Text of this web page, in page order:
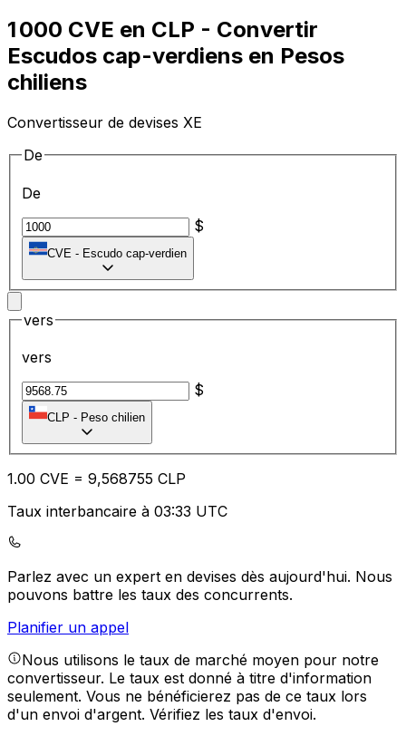
1 000 CVE en CLP - Convertir
Escudos cap-verdiens en Pesos
chiliens
Convertisseur de devises XE
De
De
$
CVE - Escudo cap-verdien
vers
vers
$
CLP - Peso chilien
1.00 CVE = 9,568755 CLP
Taux interbancaire à 03:33 UTC
Parlez avec un expert en devises dès aujourd'hui. Nous
pouvons battre les taux des concurrents.
Planifier un appel
Nous utilisons le taux de marché moyen pour notre
convertisseur. Le taux est donné à titre d'information
seulement. Vous ne bénéficierez pas de ce taux lors
d'un envoi d'argent. Vérifiez les taux d'envoi.